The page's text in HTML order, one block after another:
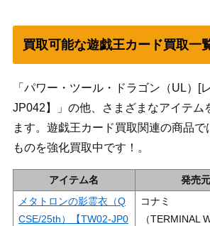
買取可能な遊戯王カード買取一
「パワー・ツール・ドラゴン（UL）[
JP042】」の他、さまざまなアイテム
ます。遊戯王カード買取関連の商品で
ものを強化買取中です！。
アイテム名 発売元
メタトロンの影霊衣（Q
CSE/25th）【TW02-JP0
コナミ
（TERMINAL